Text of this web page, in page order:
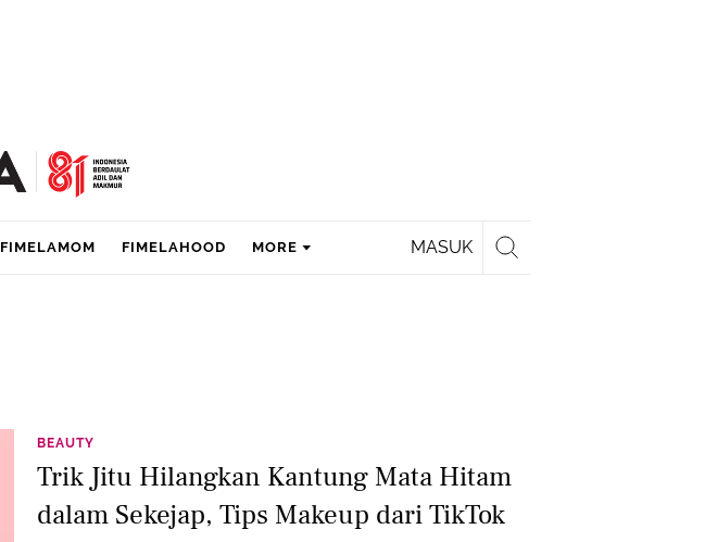
MASUK
FIMELAMOM FIMELAHOOD MORE
BEAUTY
Trik Jitu Hilangkan Kantung Mata Hitam
dalam Sekejap, Tips Makeup dari TikTok